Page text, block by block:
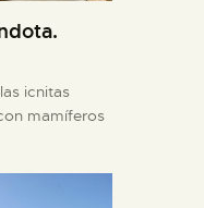
icnitas
mamíferos